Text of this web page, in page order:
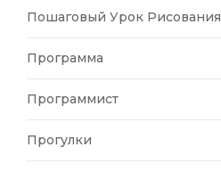
Пошаговый Урок Рисования
Программа
Программист
Прогулки